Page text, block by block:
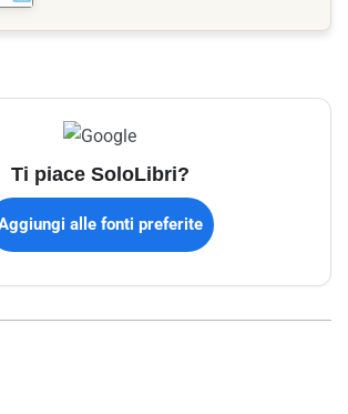
Ti piace SoloLibri?
alle fonti preferite